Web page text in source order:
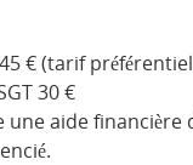
45 € (tarif
30 €
une aide